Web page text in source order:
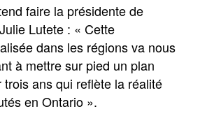
faire la présidente de
Lutete : « Cette
dans les régions va nous
à mettre sur pied un plan
ans qui reflète la réalité
en Ontario ».